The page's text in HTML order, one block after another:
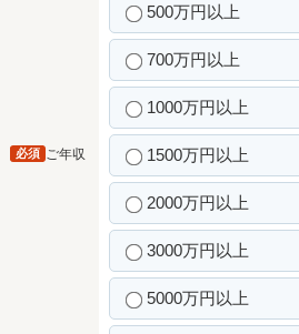
ご年収
必須
500万円以上
700万円以上
1000万円以上
1500万円以上
2000万円以上
3000万円以上
5000万円以上